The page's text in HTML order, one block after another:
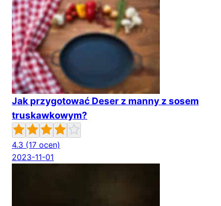
Jak przygotować Deser z manny z sosem
truskawkowym?
4.3 (17 ocen)
2023-11-01